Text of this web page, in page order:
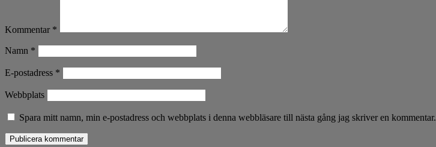
Kommentar *
Namn *
E-postadress *
Webbplats
Spara mitt namn, min e-postadress och webbplats i denna webbläsare till nästa gång jag skriver en kommentar.